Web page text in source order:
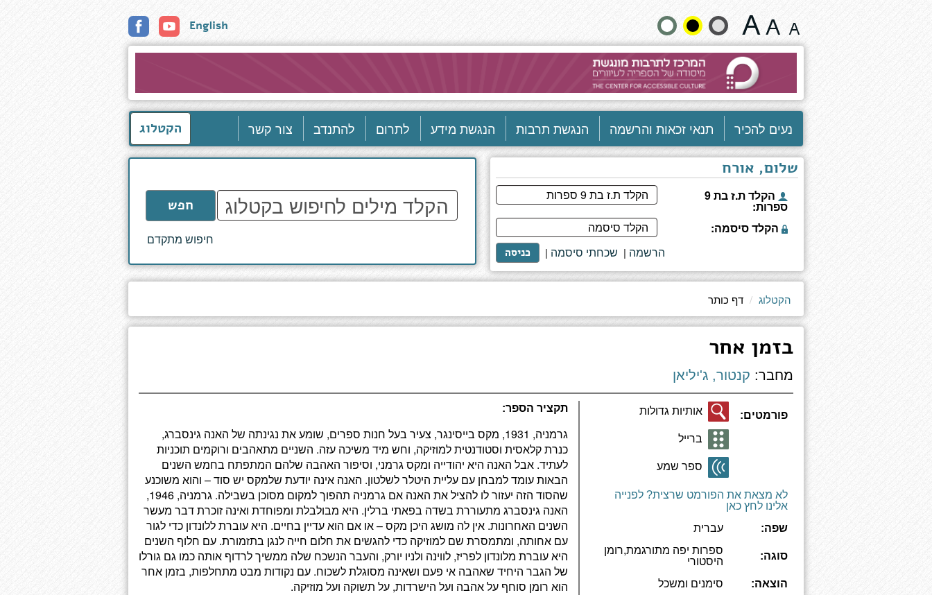
כותר
שנה
גודל
וצבעים:
English
נעים להכיר תנאי זכאות והרשמה הנגשת תרבות הנגשת מידע לתרום להתנדב צור קשר הקטלוג
שלום, אורח
הקלד ת.ז בת 9
ספרות:
הקלד סיסמה:
כניסה | שכחתי סיסמה | הרשמה
הקלד
מילים
לחיפוש
חפש
חיפוש מתקדם
הקטלוג דף כותר
בזמן אחר
מחבר: קנטור, ג'יליאן
פורמטים: אותיות גדולות
ברייל
ספר שמע
לא מצאת את הפורמט שרצית? לפנייה
אלינו לחץ כאן
שפה:
עברית
סוגה:
ספרות יפה מתורגמת,רומן
היסטורי
הוצאה:
סימנים ומשכל
תקציר הספר:
גרמניה, 1931, מקס בייסינגר, צעיר בעל חנות ספרים, שומע את נגינתה של האנה גינסברג,
כנרת קלאסית וסטודנטית למוזיקה, וחש מיד משיכה עזה. השניים מתאהבים ורוקמים תוכניות
לעתיד. אבל האנה היא יהודייה ומקס גרמני, וסיפור האהבה שלהם המתפתח בחמש השנים
הבאות עומד למבחן עם עליית היטלר לשלטון. האנה אינה יודעת שלמקס יש סוד – והוא משוכנע
שהסוד הזה יעזור לו להציל את האנה אם גרמניה תהפוך למקום מסוכן בשבילה. גרמניה, 1946,
האנה גינסברג מתעוררת בשדה בפאתי ברלין. היא מבולבלת ומפוחדת ואינה זוכרת דבר מעשר
השנים האחרונות. אין לה מושג היכן מקס – או אם הוא עדיין בחיים. היא עוברת ללונדון כדי לגור
עם אחותה, ומתמסרת שם למוזיקה כדי להגשים את חלום חייה לנגן בתזמורת. עם חלוף השנים
היא עוברת מלונדון לפריז, לווינה ולניו יורק, והעבר הנשכח שלה ממשיך לרדוף אותה כמו גם גורלו
של הגבר היחיד שאהבה אי פעם ושאינה מסוגלת לשכוח. עם נקודות מבט מתחלפות, בזמן אחר
הוא רומן סוחף על אהבה ועל הישרדות, על תשוקה ועל מוזיקה.